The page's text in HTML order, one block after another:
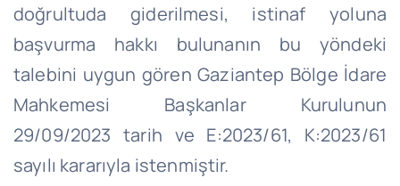
doğrultuda giderilmesi, istinaf yoluna
başvurma hakkı bulunanın bu yöndeki
talebini uygun gören Gaziantep Bölge İdare
Mahkemesi Başkanlar Kurulunun
29/09/2023 tarih ve E:2023/61, K:2023/61
sayılı kararıyla istenmiştir.